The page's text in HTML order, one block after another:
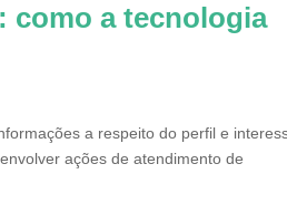
como a tecnologia
a respeito do perfil e
ações de atendimento de